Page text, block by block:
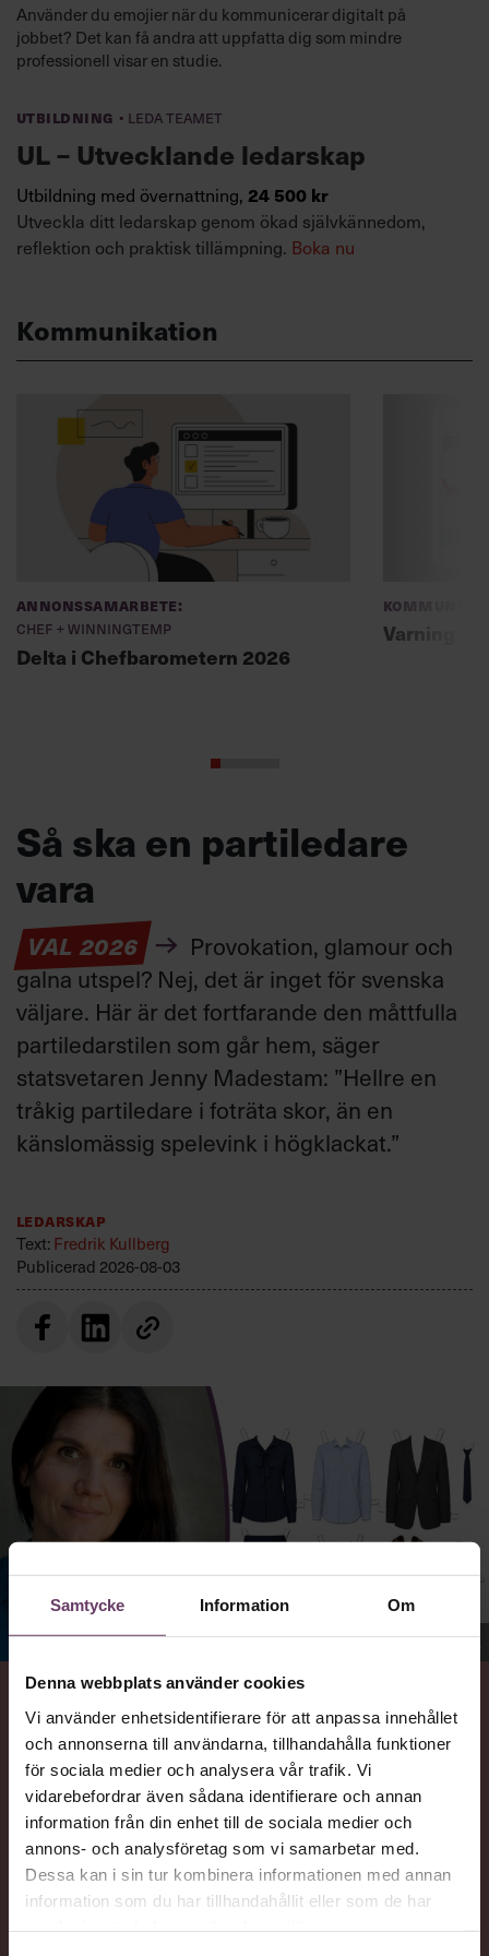
Samtycke Information Om
Denna webbplats använder cookies
Vi använder enhetsidentifierare för att anpassa innehållet
och annonserna till användarna, tillhandahålla funktioner
för sociala medier och analysera vår trafik. Vi
vidarebefordrar även sådana identifierare och annan
information från din enhet till de sociala medier och
annons- och analysföretag som vi samarbetar med.
Dessa kan i sin tur kombinera informationen med annan
information som du har tillhandahållit eller som de har
Använder du emojier när du kommunicerar digitalt på
jobbet? Det kan få andra att uppfatta dig som mindre
professionell visar en studie.
Utbildning · Leda teamet
UL – Utvecklande ledarskap
Utbildning med övernattning, 24 500 kr
Utveckla ditt ledarskap genom ökad självkännedom,
reflektion och praktisk tillämpning. Boka nu
Kommunikation
Annonssamarbete:
Chef + Winningtemp
Delta i Chefbarometern 2026
Varning
Så ska en partiledare
vara
VAL 2026
Provokation, glamour och
galna utspel? Nej, det är inget för svenska
väljare. Här är det fortfarande den måttfulla
partiledarstilen som går hem, säger
statsvetaren Jenny Madestam: ”Hellre en
tråkig partiledare i foträta skor, än en
känslomässig spelevink i högklackat.”
Ledarskap
Text: Fredrik Kullberg
Publicerad 2026-08-03
VAD
Statsvetaren Jenny Madestam, lektor vid Södertörns
högskola, går igenom vilka egenskaper svenska
väljare värderar hos en partiledare.
NYTTA
Jenny Madestam, docent i statsvetenskap.